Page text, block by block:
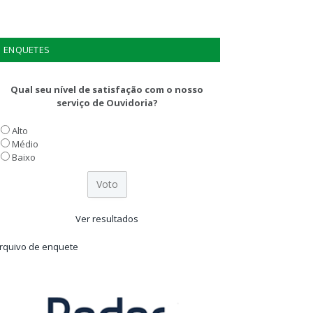
ENQUETES
Qual seu nível de satisfação com o nosso
serviço de Ouvidoria?
Alto
Médio
Baixo
Ver resultados
de enquete